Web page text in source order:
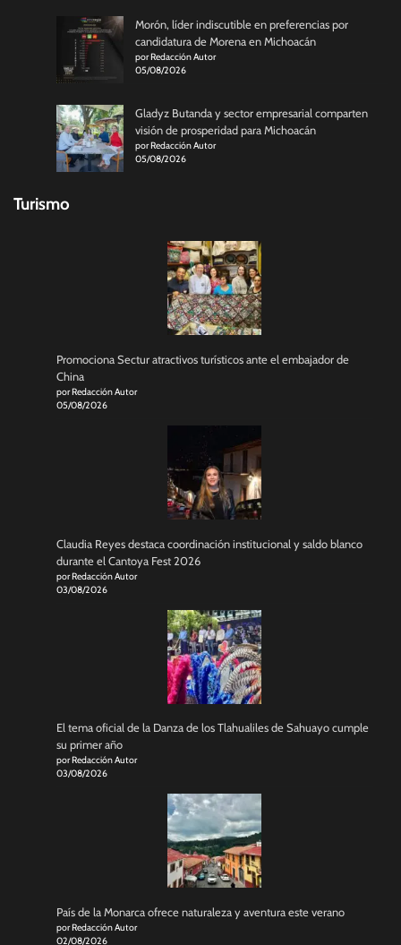
Morón, líder indiscutible en preferencias por
candidatura de Morena en Michoacán
por Redacción Autor
05/08/2026
Gladyz Butanda y sector empresarial comparten
visión de prosperidad para Michoacán
por Redacción Autor
05/08/2026
Turismo
Promociona Sectur atractivos turísticos ante el embajador de
China
por Redacción Autor
05/08/2026
Claudia Reyes destaca coordinación institucional y saldo blanco
durante el Cantoya Fest 2026
por Redacción Autor
03/08/2026
El tema oficial de la Danza de los Tlahualiles de Sahuayo cumple
su primer año
por Redacción Autor
03/08/2026
País de la Monarca ofrece naturaleza y aventura este verano
por Redacción Autor
02/08/2026